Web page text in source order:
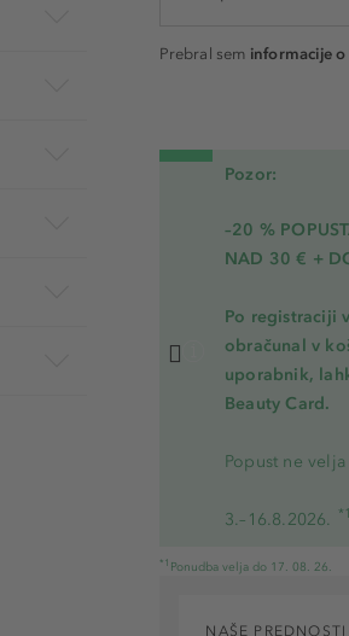
Prebral sem informacije
Pozor:
–20 %
NAD 30 € +
Po registraciji
obračunal v
uporabnik,
Beauty Card.
Popust ne
3.–16.8.2026. *1
*1 Ponudba velja do 17. 08. 26.
NAŠE PREDNOSTI